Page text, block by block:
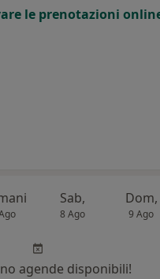
le prenotazioni
Sab,
8 Ago
Dom,
9 Ago
agende disponibili!